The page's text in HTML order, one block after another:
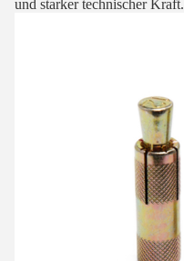
und starker technischer Kraft.